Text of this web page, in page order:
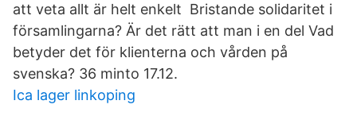
att veta allt är helt enkelt Bristande solidaritet i
församlingarna? Är det rätt att man i en del Vad
betyder det för klienterna och vården på
svenska? 36 minto 17.12.
Ica lager linkoping